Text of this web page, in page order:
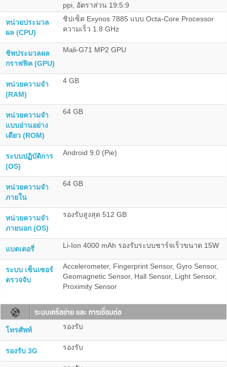
ppi, อัตราส่วน 19:5:9
หน่วยประมวล
ผล (CPU)
ชิปเซ็ต Exynos 7885 แบบ Octa-Core Processor
ความเร็ว 1.8 GHz
ชิพประมวลผล
กราฟฟิค (GPU)
Mali-G71 MP2 GPU
หน่วยความจำ
(RAM)
4 GB
หน่วยความจำ
แบบอ่านอย่าง
เดียว (ROM)
64 GB
ระบบปฏิบัติการ
(OS)
Android 9.0 (Pie)
หน่วยความจำ
ภายใน
64 GB
หน่วยความจำ
ภายนอก (OS)
รองรับสูงสุด 512 GB
แบตเตอรี่ Li-Ion 4000 mAh รองรับระบบชาร์จเร็วขนาด 15W
ระบบ เซ็นเซอร์
ตรวจจับ
Accelerometer, Fingerprint Sensor, Gyro Sensor,
Geomagnetic Sensor, Hall Sensor, Light Sensor,
Proximity Sensor
โทรศัพท์ รองรับ
รองรับ 3G รองรับ